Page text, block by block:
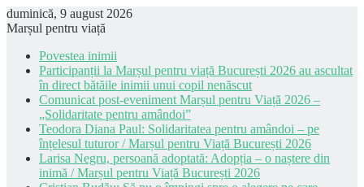
duminică, 9 august 2026
Marșul pentru viață
Povestea inimii
Participanții la Marșul pentru viață București 2026 au ascultat
în direct bătăile inimii unui copil nenăscut
Comunicat post-eveniment Marșul pentru Viață 2026 –
„Solidaritate pentru amândoi”
Teodora Diana Paul: Solidaritatea pentru amândoi – pe
înțelesul tuturor / Marșul pentru Viață București 2026
Larisa Negru, persoană adoptată: Adopția – o naștere din
inimă / Marșul pentru Viață București 2026